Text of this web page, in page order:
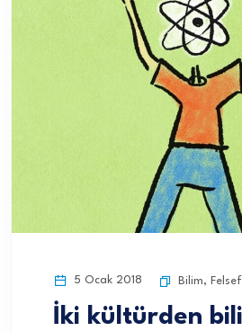
5 Ocak 2018 Bilim,
İki kültürden